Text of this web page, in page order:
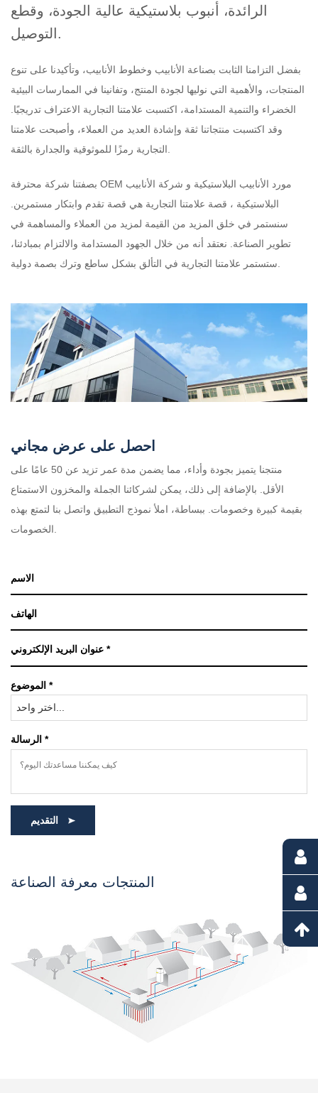
الرائدة، أنبوب بلاستيكية عالية الجودة، وقطع
التوصيل.
بفضل التزامنا الثابت بصناعة الأنابيب وخطوط الأنابيب، وتأكيدنا على تنوع
المنتجات، والأهمية التي نوليها لجودة المنتج، وتفانينا في الممارسات البيئية
الخضراء والتنمية المستدامة، اكتسبت علامتنا التجارية الاعتراف تدريجيًا.
وقد اكتسبت منتجاتنا ثقة وإشادة العديد من العملاء، وأصبحت علامتنا
OEM مورد الأنابيب البلاستيكية و شركة الأنابيب
البلاستيكية ، قصة علامتنا التجارية هي قصة تقدم وابتكار مستمرين.
سنستمر في خلق المزيد من القيمة لمزيد من العملاء والمساهمة في
تطوير الصناعة. نعتقد أنه من خلال الجهود المستدامة والالتزام بمبادئنا،
احصل على عرض مجاني
منتجنا يتميز بجودة وأداء، مما يضمن مدة عمر تزيد عن 50 عامًا على
الأقل. بالإضافة إلى ذلك، يمكن لشركائنا الجملة والمخزون الاستمتاع
بقيمة كبيرة وخصومات. ببساطة، املأ نموذج التطبيق واتصل بنا لتمتع بهذه
الموضوع *
اختر واحد...
الرسالة *
المنتجات معرفة الصناعة